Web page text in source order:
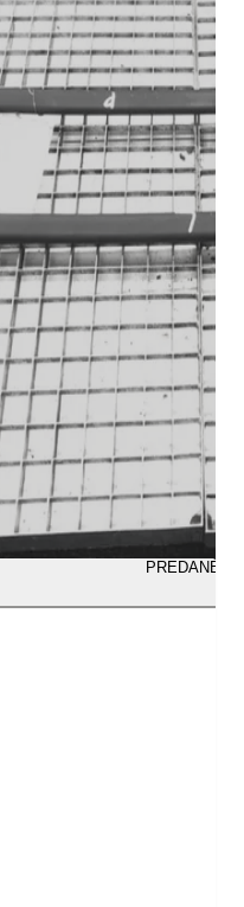
PREDANÉ